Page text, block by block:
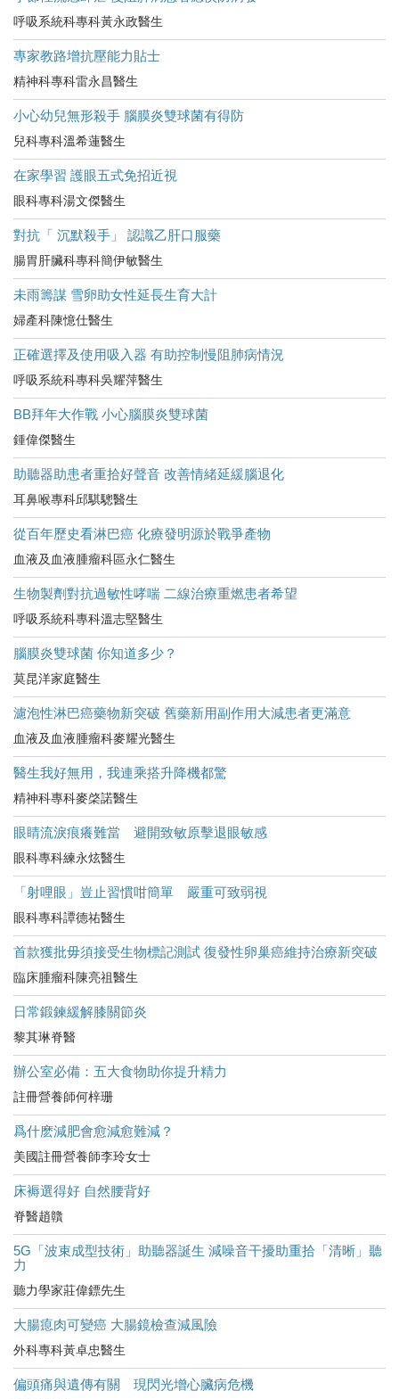
呼吸系統科專科黃永政醫生
專家教路增抗壓能力貼士
精神科專科雷永昌醫生
小心幼兒無形殺手 腦膜炎雙球菌有得防
兒科專科溫希蓮醫生
在家學習 護眼五式免招近視
眼科專科湯文傑醫生
對抗「 沉默殺手」 認識乙肝口服藥
腸胃肝臟科專科簡伊敏醫生
未雨籌謀 雪卵助女性延長生育大計
婦產科陳憶仕醫生
正確選擇及使用吸入器 有助控制慢阻肺病情況
呼吸系統科專科吳耀萍醫生
BB拜年大作戰 小心腦膜炎雙球菌
鍾偉傑醫生
助聽器助患者重拾好聲音 改善情緒延緩腦退化
耳鼻喉專科邱騏驄醫生
從百年歷史看淋巴癌 化療發明源於戰爭產物
血液及血液腫瘤科區永仁醫生
生物製劑對抗過敏性哮喘 二線治療重燃患者希望
呼吸系統科專科溫志堅醫生
腦膜炎雙球菌 你知道多少？
莫昆洋家庭醫生
濾泡性淋巴癌藥物新突破 舊藥新用副作用大減患者更滿意
血液及血液腫瘤科麥耀光醫生
醫生我好無用，我連乘搭升降機都驚
精神科專科麥棨諾醫生
眼睛流淚痕癢難當 避開致敏原擊退眼敏感
眼科專科練永炫醫生
「射哩眼」豈止習慣咁簡單 嚴重可致弱視
眼科專科譚德祐醫生
首款獲批毋須接受生物標記測試 復發性卵巢癌維持治療新突破
臨床腫瘤科陳亮祖醫生
日常鍛鍊緩解膝關節炎
黎其琳脊醫
辦公室必備：五大食物助你提升精力
註冊營養師何梓珊
爲什麽減肥會愈減愈難減？
美國註冊營養師李玲女士
床褥選得好 自然腰背好
脊醫趙贛
5G「波束成型技術」助聽器誕生 減噪音干擾助重拾「清晰」聽
力
聽力學家莊偉鏢先生
大腸瘜肉可變癌 大腸鏡檢查減風險
外科專科黃卓忠醫生
偏頭痛與遺傳有關 現閃光增心臟病危機